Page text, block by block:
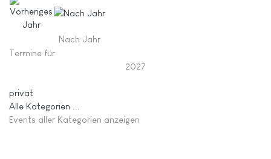
Nach Jahr
Termine für
2027
Limite der Paginierungsliste
privat
Alle Kategorien ...
Events aller Kategorien anzeigen